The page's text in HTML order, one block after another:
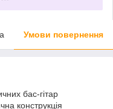
Умови повернення
бас-гітар
конструкція